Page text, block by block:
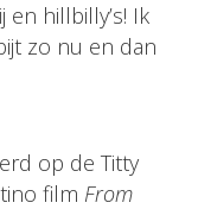
hillbilly’s! Ik
zo nu en dan
op de Titty
film From